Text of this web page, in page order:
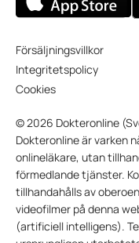
Försäljningsvillkor
Integritetspolicy
Cookies
© 2026 Dokteronline
Dokteronline är varken
onlineläkare, utan
förmedlande tjänster.
tillhandahålls av
videofilmer på denna
(artificiell intelligens).